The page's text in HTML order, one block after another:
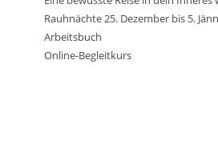
Rauhnächte 25. Dezember bis 5.
Arbeitsbuch
Online-Begleitkurs